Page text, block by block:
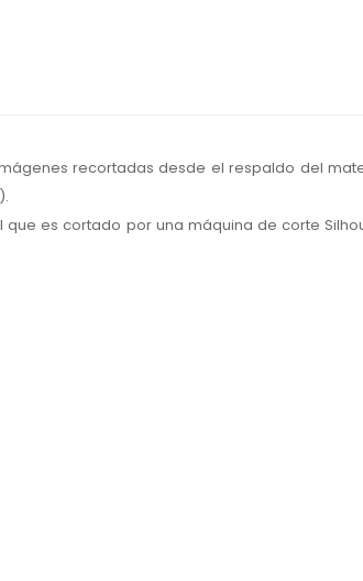
recortadas desde el respaldo del
es cortado por una máquina de corte